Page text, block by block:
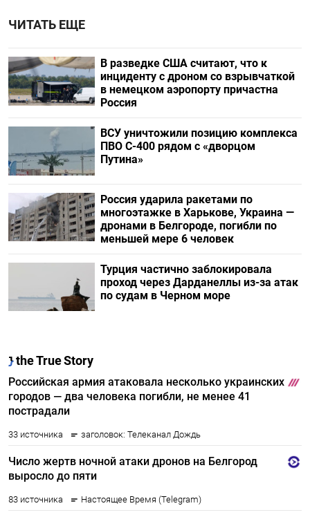
ЧИТАТЬ ЕЩЕ
В разведке США считают, что к
инциденту с дроном со взрывчаткой
в немецком аэропорту причастна
Россия
ВСУ уничтожили позицию комплекса
ПВО С-400 рядом с «дворцом
Путина»
Россия ударила ракетами по
многоэтажке в Харькове, Украина —
дронами в Белгороде, погибли по
меньшей мере 6 человек
Турция частично заблокировала
проход через Дарданеллы из-за атак
по судам в Черном море